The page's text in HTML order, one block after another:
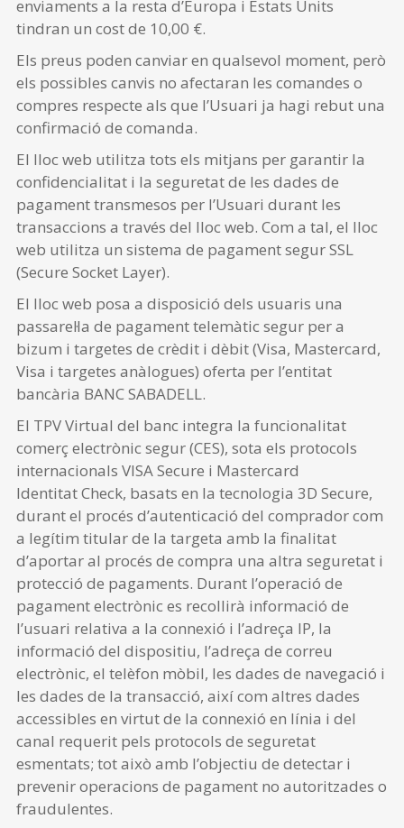
enviaments a la resta d’Europa i Estats Units
tindran un cost de 10,00 €.
Els preus poden canviar en qualsevol moment, però
els possibles canvis no afectaran les comandes o
compres respecte als que l’Usuari ja hagi rebut una
confirmació de comanda.
El lloc web utilitza tots els mitjans per garantir la
confidencialitat i la seguretat de les dades de
pagament transmesos per l’Usuari durant les
transaccions a través del lloc web. Com a tal, el lloc
web utilitza un sistema de pagament segur SSL
(Secure Socket Layer).
El lloc web posa a disposició dels usuaris una
passarel·la de pagament telemàtic segur per a
bizum i targetes de crèdit i dèbit (Visa, Mastercard,
Visa i targetes anàlogues) oferta per l’entitat
bancària BANC SABADELL.
El TPV Virtual del banc integra la funcionalitat
comerç electrònic segur (CES), sota els protocols
internacionals VISA Secure i Mastercard
Identitat Check, basats en la tecnologia 3D Secure,
durant el procés d’autenticació del comprador com
a legítim titular de la targeta amb la finalitat
d’aportar al procés de compra una altra seguretat i
protecció de pagaments. Durant l’operació de
pagament electrònic es recollirà informació de
l’usuari relativa a la connexió i l’adreça IP, la
informació del dispositiu, l’adreça de correu
electrònic, el telèfon mòbil, les dades de navegació i
les dades de la transacció, així com altres dades
accessibles en virtut de la connexió en línia i del
canal requerit pels protocols de seguretat
esmentats; tot això amb l’objectiu de detectar i
prevenir operacions de pagament no autoritzades o
fraudulentes.